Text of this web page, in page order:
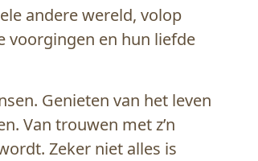
andere wereld, volop
voorgingen en hun liefde
Genieten van het leven
Van trouwen met z’n
Zeker niet alles is